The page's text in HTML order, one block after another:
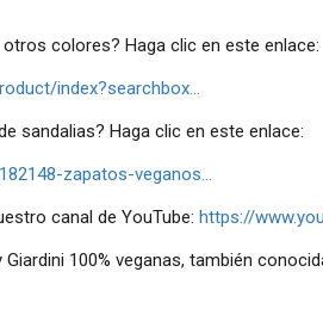
colores? Haga clic en este enlace:
index?searchbox...
sandalias? Haga clic en este enlace:
zapatos-veganos...
canal de YouTube:https://
100% veganas, también